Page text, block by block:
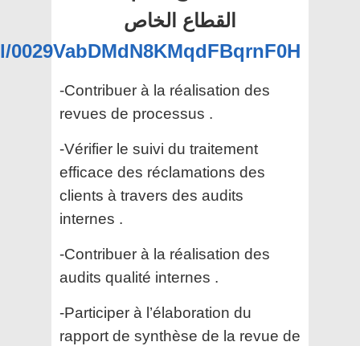
القطاع الخاص
-Contribuer à la réalisation des
revues de processus .
-Vérifier le suivi du traitement
efficace des réclamations des
clients à travers des audits
internes .
-Contribuer à la réalisation des
audits qualité internes .
-Participer à l’élaboration du
rapport de synthèse de la revue de